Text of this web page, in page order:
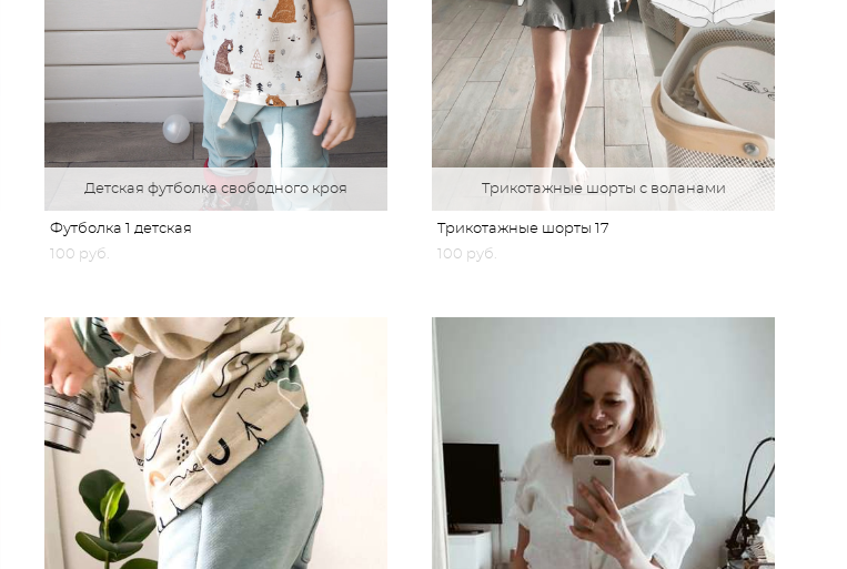
Детская футболка свободного кроя
Футболка 1 детская
100 pуб.
Трикотажные шорты с воланами
Трикотажные шорты 17
100 pуб.